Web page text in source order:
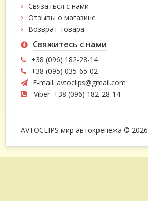
Связаться с нами
Отзывы о магазине
Возврат товара
Свяжитесь с нами
+38 (096) 182-28-14
+38 (095) 035-65-02
E-mail: avtoclips@gmail.com
Viber: +38 (096) 182-28-14
AVTOCLIPS мир автокрепежа © 2026